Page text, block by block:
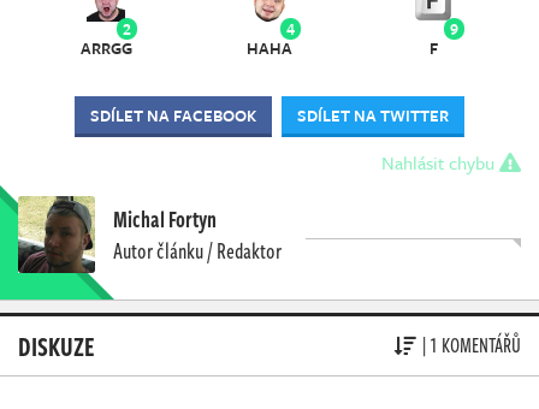
2
ARRGG
4
HAHA
9
F
SDÍLET NA FACEBOOK SDÍLET NA TWITTER
Nahlásit chybu
Michal Fortyn
Autor článku / Redaktor
DISKUZE | 1 KOMENTÁŘŮ